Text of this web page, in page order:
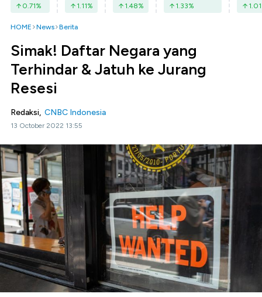
0.71% 1.11% 1.48% 1.33% 1.01
HOME News Berita
Simak! Daftar Negara yang
Terhindar & Jatuh ke Jurang
Resesi
Redaksi, CNBC Indonesia
13 October 2022 13:55